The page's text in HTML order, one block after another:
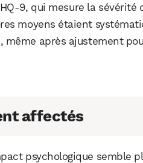
9, qui mesure la sévérité
moyens étaient
même après ajustement
affectés
psychologique semble